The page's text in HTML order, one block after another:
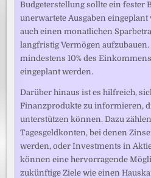
Budgeterstellung sollte ein fester
unerwartete Ausgaben eingeplant
auch einen monatlichen
langfristig Vermögen
mindestens 10% des
eingeplant werden.
Darüber hinaus ist es hilfreich,
Finanzprodukte zu informieren,
unterstützen können. Dazu
Tagesgeldkonten, bei denen
werden, oder Investments in
können eine hervorragende
zukünftige Ziele wie einen